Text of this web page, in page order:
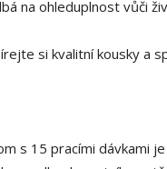
na ohleduplnost vůči
si kvalitní kousky a
s 15 pracími dávkami